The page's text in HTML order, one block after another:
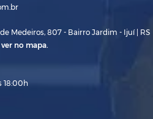
Medeiros, 807 - Bairro Jardim - Ijuí | RS
no mapa.
18:00h